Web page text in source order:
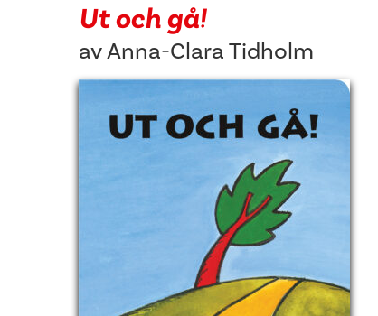
Ut och gå!
avAnna-Clara Tidholm